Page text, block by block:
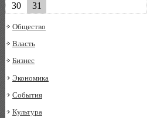
30
31
Общество
Власть
Бизнес
Экономика
События
Культура